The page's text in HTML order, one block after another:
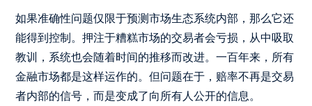
如果准确性问题仅限于预测市场生态系统内部，那么它还
能得到控制。押注于糟糕市场的交易者会亏损，从中吸取
教训，系统也会随着时间的推移而改进。一百年来，所有
金融市场都是这样运作的。但问题在于，赔率不再是交易
者内部的信号，而是变成了向所有人公开的信息。